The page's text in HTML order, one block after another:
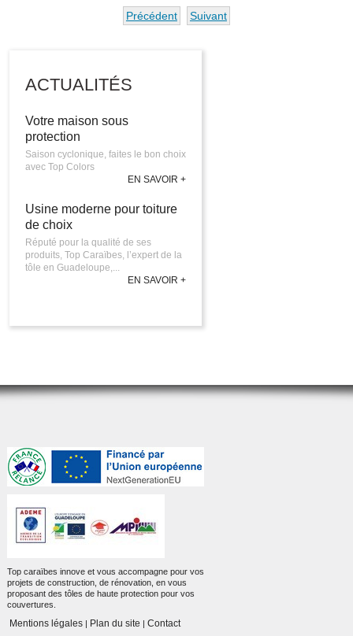
Précédent Suivant
ACTUALITÉS
Votre maison sous
protection
Saison cyclonique, faites le bon choix
avec Top Colors
EN SAVOIR +
Usine moderne pour toiture
de choix
Réputé pour la qualité de ses
produits, Top Caraïbes, l’expert de la
tôle en Guadeloupe,...
EN SAVOIR +
Top caraïbes innove et vous accompagne pour vos
projets de construction, de rénovation, en vous
proposant des tôles de haute protection pour vos
couvertures.
Mentions légales| Plan du site | Contact